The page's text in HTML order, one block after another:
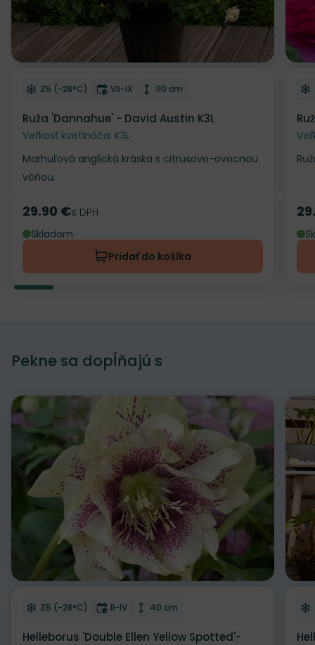
Odober do zoznamu želaní
Mrazuvzdornosť
Z5 (-28°C) Doba kvitnutia
VII-IX Výška rastliny
110 cm
Ruža 'Dannahue' - David Austin K3L
Veľkosť kvetináča: K3L
Marhuľová anglická kráska s citrusovo-ovocnou
vôňou.
Cena
29.90 €s DPH
Skladom
Pridať do košíka
Pekne sa dopĺňajú s
Odober do zoznamu želaní
Mrazuvzdornosť
Z5 (-28°C) Doba kvitnutia
II-IV Výška rastliny
40 cm
Helleborus 'Double Ellen Yellow Spotted'-